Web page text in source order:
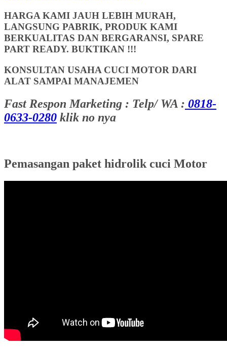
HARGA KAMI JAUH LEBIH MURAH,
LANGSUNG PABRIK, PRODUK KAMI
BERKUALITAS DAN BERGARANSI, SPARE
PART READY. BUKTIKAN !!!
KONSULTAN USAHA CUCI MOTOR DARI
ALAT SAMPAI MANAJEMEN
Fast Respon Marketing : Telp/ WA : 0818-
0633-0280 klik no nya
Pemasangan paket hidrolik cuci Motor